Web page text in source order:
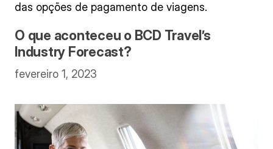
das opções de pagamento de viagens.
O que aconteceu o BCD Travel’s
Industry Forecast?
fevereiro 1, 2023